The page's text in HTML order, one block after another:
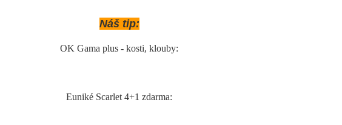
Náš tip:
OK Gama plus - kosti, klouby:
Euniké Scarlet 4+1 zdarma: